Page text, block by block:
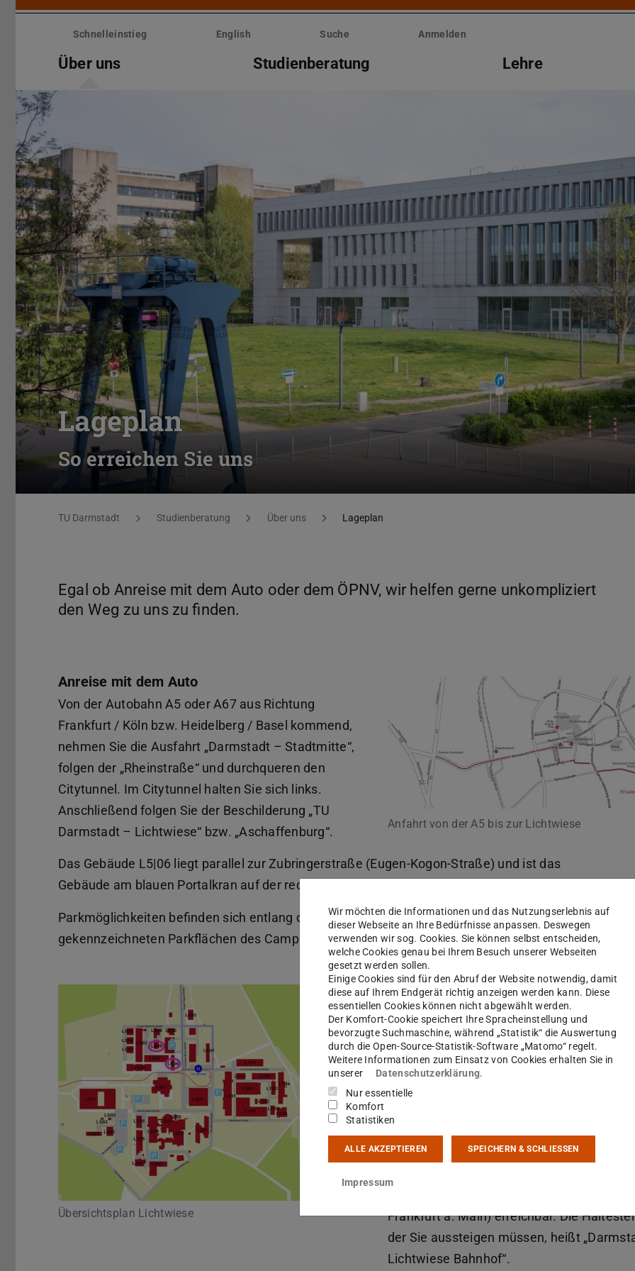
Menü
überspringenSchnelleinstieg English Suche Anmelden
Über uns Studienberatung Lehre
Lageplan
So erreichen Sie uns
Sie befinden sich hier:
TU Darmstadt Studienberatung Über uns Lageplan
Egal ob Anreise mit dem Auto oder dem ÖPNV, wir helfen gerne unkompliziert
den Weg zu uns zu finden.
Anfahrt von der A5 bis zur Lichtwiese
Anreise mit dem Auto
Von der Autobahn A5 oder A67 aus Richtung
Frankfurt / Köln bzw. Heidelberg / Basel kommend,
nehmen Sie die Ausfahrt „Darmstadt – Stadtmitte“,
folgen der „Rheinstraße“ und durchqueren den
Citytunnel. Im Citytunnel halten Sie sich links.
Anschließend folgen Sie der Beschilderung „TU
Darmstadt – Lichtwiese“ bzw. „Aschaffenburg“.
Das Gebäude L5|06 liegt parallel zur Zubringerstraße (Eugen-Kogon-Straße) und ist das
Gebäude am blauen Portalkran auf der rechten Seite.
Parkmöglichkeiten befinden sich entlang der Eugen-Kogon-Straße und auf den
gekennzeichneten Parkflächen des Campus Lichtwiese.
Übersichtsplan Lichtwiese
Anreise mit dem ÖPNV
Sie steigen am Hauptbahnhof Darmstadt
nehmen am Bahnhofvorplatz die
Straßenbahnlinie „2“ und fahren bis zur
Endhaltestelle „TU-Lichtwiese/Campus“.
dem Ausstieg können Sie das neue
Bauingenieurgebäude (siehe unten) bereits
Frankfurt a. Main) erreichbar. Die
der Sie aussteigen müssen, heißt
Lichtwiese Bahnhof“.
Wir möchten die Informationen und das Nutzungserlebnis auf
dieser Webseite an Ihre Bedürfnisse anpassen. Deswegen
verwenden wir sog. Cookies. Sie können selbst entscheiden,
welche Cookies genau bei Ihrem Besuch unserer Webseiten
gesetzt werden sollen.
Einige Cookies sind für den Abruf der Website notwendig, damit
diese auf Ihrem Endgerät richtig anzeigen werden kann. Diese
essentiellen Cookies können nicht abgewählt werden.
Der Komfort-Cookie speichert Ihre Spracheinstellung und
bevorzugte Suchmaschine, während „Statistik“ die Auswertung
durch die Open-Source-Statistik-Software „Matomo“ regelt.
Weitere Informationen zum Einsatz von Cookies erhalten Sie in
unserer
Datenschutzerklärung.
Nur essentielle
Komfort
Statistiken
ALLE AKZEPTIEREN SPEICHERN & SCHLIESSEN
Impressum